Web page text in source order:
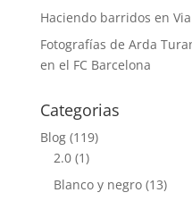
Haciendo barridos en
Fotografías de Arda
en el FC Barcelona
Categorias
Blog(119)
2.0(1)
Blanco y negro(13)